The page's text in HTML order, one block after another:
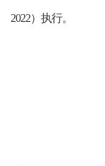
2022）执行。